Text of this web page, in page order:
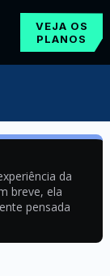
VEJA OS
PLANOS
da
breve, ela
pensada